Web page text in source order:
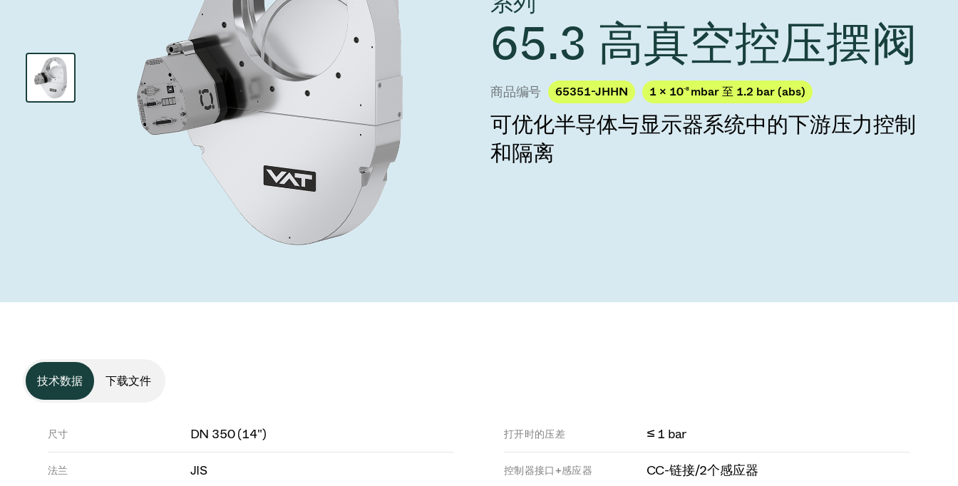
Semicon Taiwan 2026
year 2026 Results
Ad hoc announcement pursuant to Art. 53
LR
Ad hoc announcement pursuant to Art. 53
LR
泄压/排气阀
气体计量/漏气阀
3位置真空阀
真空止回阀
快关 / 束流阻挡器阀
真空传输阀
离子植入术
化学气相沉积
OLED喷墨打印
半导体无尘系统
真空干燥
真空灭菌
药品冷冻干燥
研究
您的应用
Analyst coverage
Contact for investors
News services
供应链管理
65.3 高真空控压摆阀
商品编号 65351-JHHN 1 × 10-8 mbar 至 1.2 bar (abs)
可优化半导体与显示器系统中的下游压力控制
和隔离
技术数据 下载文件
尺寸 DN 350 (14")
法兰 JIS
打开时的压差 ≤ 1 bar
控制器接口+感应器 CC-链接/2个感应器